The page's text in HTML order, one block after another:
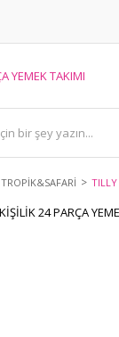
TROPİK&SAFARİ TILLY